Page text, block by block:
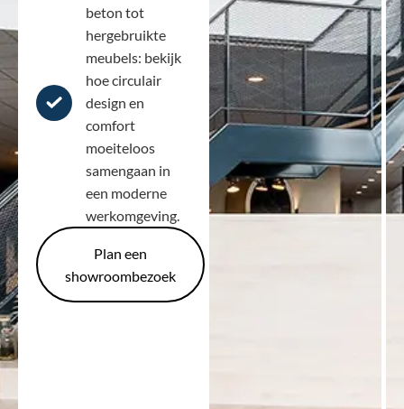
beton tot
hergebruikte
meubels: bekijk
hoe circulair
design en
comfort
moeiteloos
samengaan in
een moderne
werkomgeving.
Plan een
showroombezoek